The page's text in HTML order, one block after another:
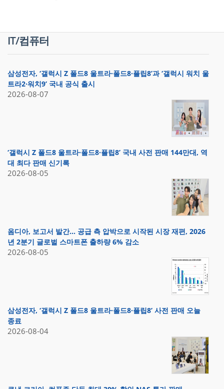
IT/컴퓨터
삼성전자, ‘갤럭시 Z 폴드8 울트라·폴드8·플립8’과 ‘갤럭시 워치 울
트라2·워치9’ 국내 공식 출시
2026-08-07
‘갤럭시 Z 폴드8 울트라·폴드8·플립8’ 국내 사전 판매 144만대, 역
대 최다 판매 신기록
2026-08-05
옴디아, 보고서 발간… 공급 측 압박으로 시작된 시장 재편, 2026
년 2분기 글로벌 스마트폰 출하량 6% 감소
2026-08-05
삼성전자, ‘갤럭시 Z 폴드8 울트라·폴드8·플립8’ 사전 판매 오늘
종료
2026-08-04